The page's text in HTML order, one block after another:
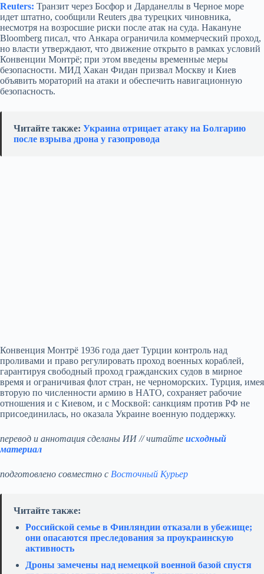
Reuters: Транзит через Босфор и Дарданеллы в Черное море
идет штатно, сообщили Reuters два турецких чиновника,
несмотря на возросшие риски после атак на суда. Накануне
Bloomberg писал, что Анкара ограничила коммерческий проход,
но власти утверждают, что движение открыто в рамках условий
Конвенции Монтрё; при этом введены временные меры
безопасности. МИД Хакан Фидан призвал Москву и Киев
объявить мораторий на атаки и обеспечить навигационную
безопасность.
Читайте также: Украина отрицает атаку на Болгарию
после взрыва дрона у газопровода
Конвенция Монтрё 1936 года дает Турции контроль над
проливами и право регулировать проход военных кораблей,
гарантируя свободный проход гражданских судов в мирное
время и ограничивая флот стран, не черноморских. Турция, имея
вторую по численности армию в НАТО, сохраняет рабочие
отношения и с Киевом, и с Москвой: санкциям против РФ не
присоединилась, но оказала Украине военную поддержку.
перевод и аннотация сделаны ИИ // читайте исходный
материал
подготовлено совместно с Восточный Курьер
Читайте также:
Российской семье в Финляндии отказали в убежище;
они опасаются преследования за проукраинскую
активность
Дроны замечены над немецкой военной базой спустя